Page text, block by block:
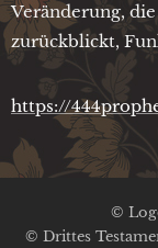
Veränderung,
zurückblickt,
https://
©
© Drittes